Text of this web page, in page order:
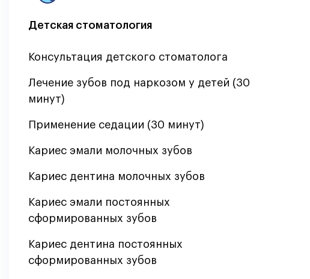
Детская стоматология
Консультация детского стоматолога
Лечение зубов под наркозом у детей (30
минут)
Применение седации (30 минут)
Кариес эмали молочных зубов
Кариес дентина молочных зубов
Кариес эмали постоянных
сформированных зубов
Кариес дентина постоянных
сформированных зубов